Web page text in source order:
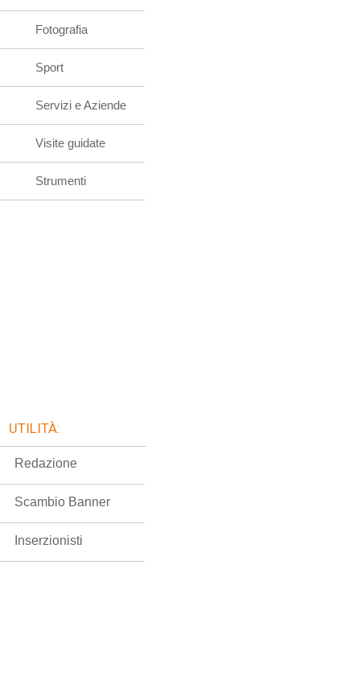
Fotografia
Sport
Servizi e Aziende
Visite guidate
Strumenti
UTILITÀ:
Redazione
Scambio Banner
Inserzionisti